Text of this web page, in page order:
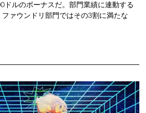
ドルのボーナスだ。部門業績に連動する
ァウンドリ部門ではその3割に満たな